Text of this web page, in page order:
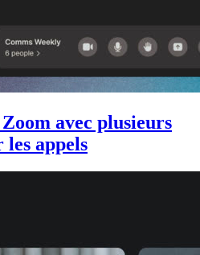
avec plusieurs
appels